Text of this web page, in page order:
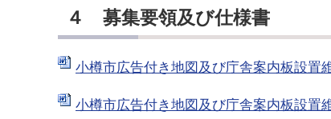
４ 募集要領及び仕様書
小樽市広告付き地図及び庁舎案内板設
小樽市広告付き地図及び庁舎案内板設